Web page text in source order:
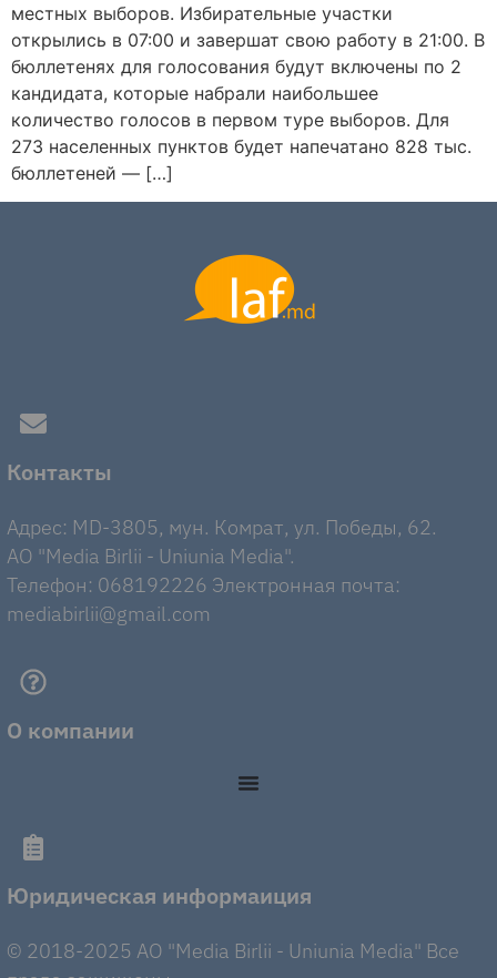
местных выборов. Избирательные участки
открылись в 07:00 и завершат свою работу в 21:00. В
бюллетенях для голосования будут включены по 2
кандидата, которые набрали наибольшее
количество голосов в первом туре выборов. Для
273 населенных пунктов будет напечатано 828 тыс.
бюллетеней — […]
Контакты
Адрес: MD-3805, мун. Комрат, ул. Победы, 62.
AO "Media Birlii - Uniunia Media".
Телефон: 068192226 Электронная почта:
mediabirlii@gmail.com
О компании
Юридическая информаиция
© 2018-2025 AO "Media Birlii - Uniunia Media" Все